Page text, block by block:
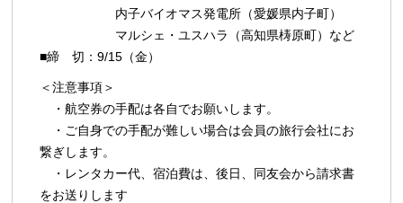
内子バイオマス発電所（愛媛県内子町）
マルシェ・ユスハラ（高知県梼原町）など
■締 切：9/15（金）
＜注意事項＞
・航空券の手配は各自でお願いします。
・ご自身での手配が難しい場合は会員の旅行会社にお
繋ぎします。
・レンタカー代、宿泊費は、後日、同友会から請求書
をお送りします